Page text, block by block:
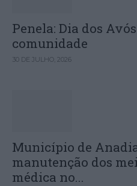
Penela: Dia dos
comunidade
30 DE JULHO, 2026
Município de
manutenção dos
médica no...